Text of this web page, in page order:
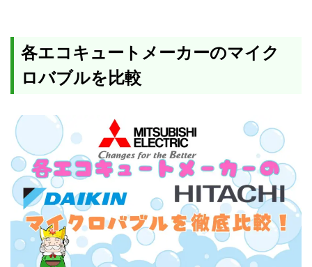
各エコキュートメーカーのマイク
ロバブルを比較